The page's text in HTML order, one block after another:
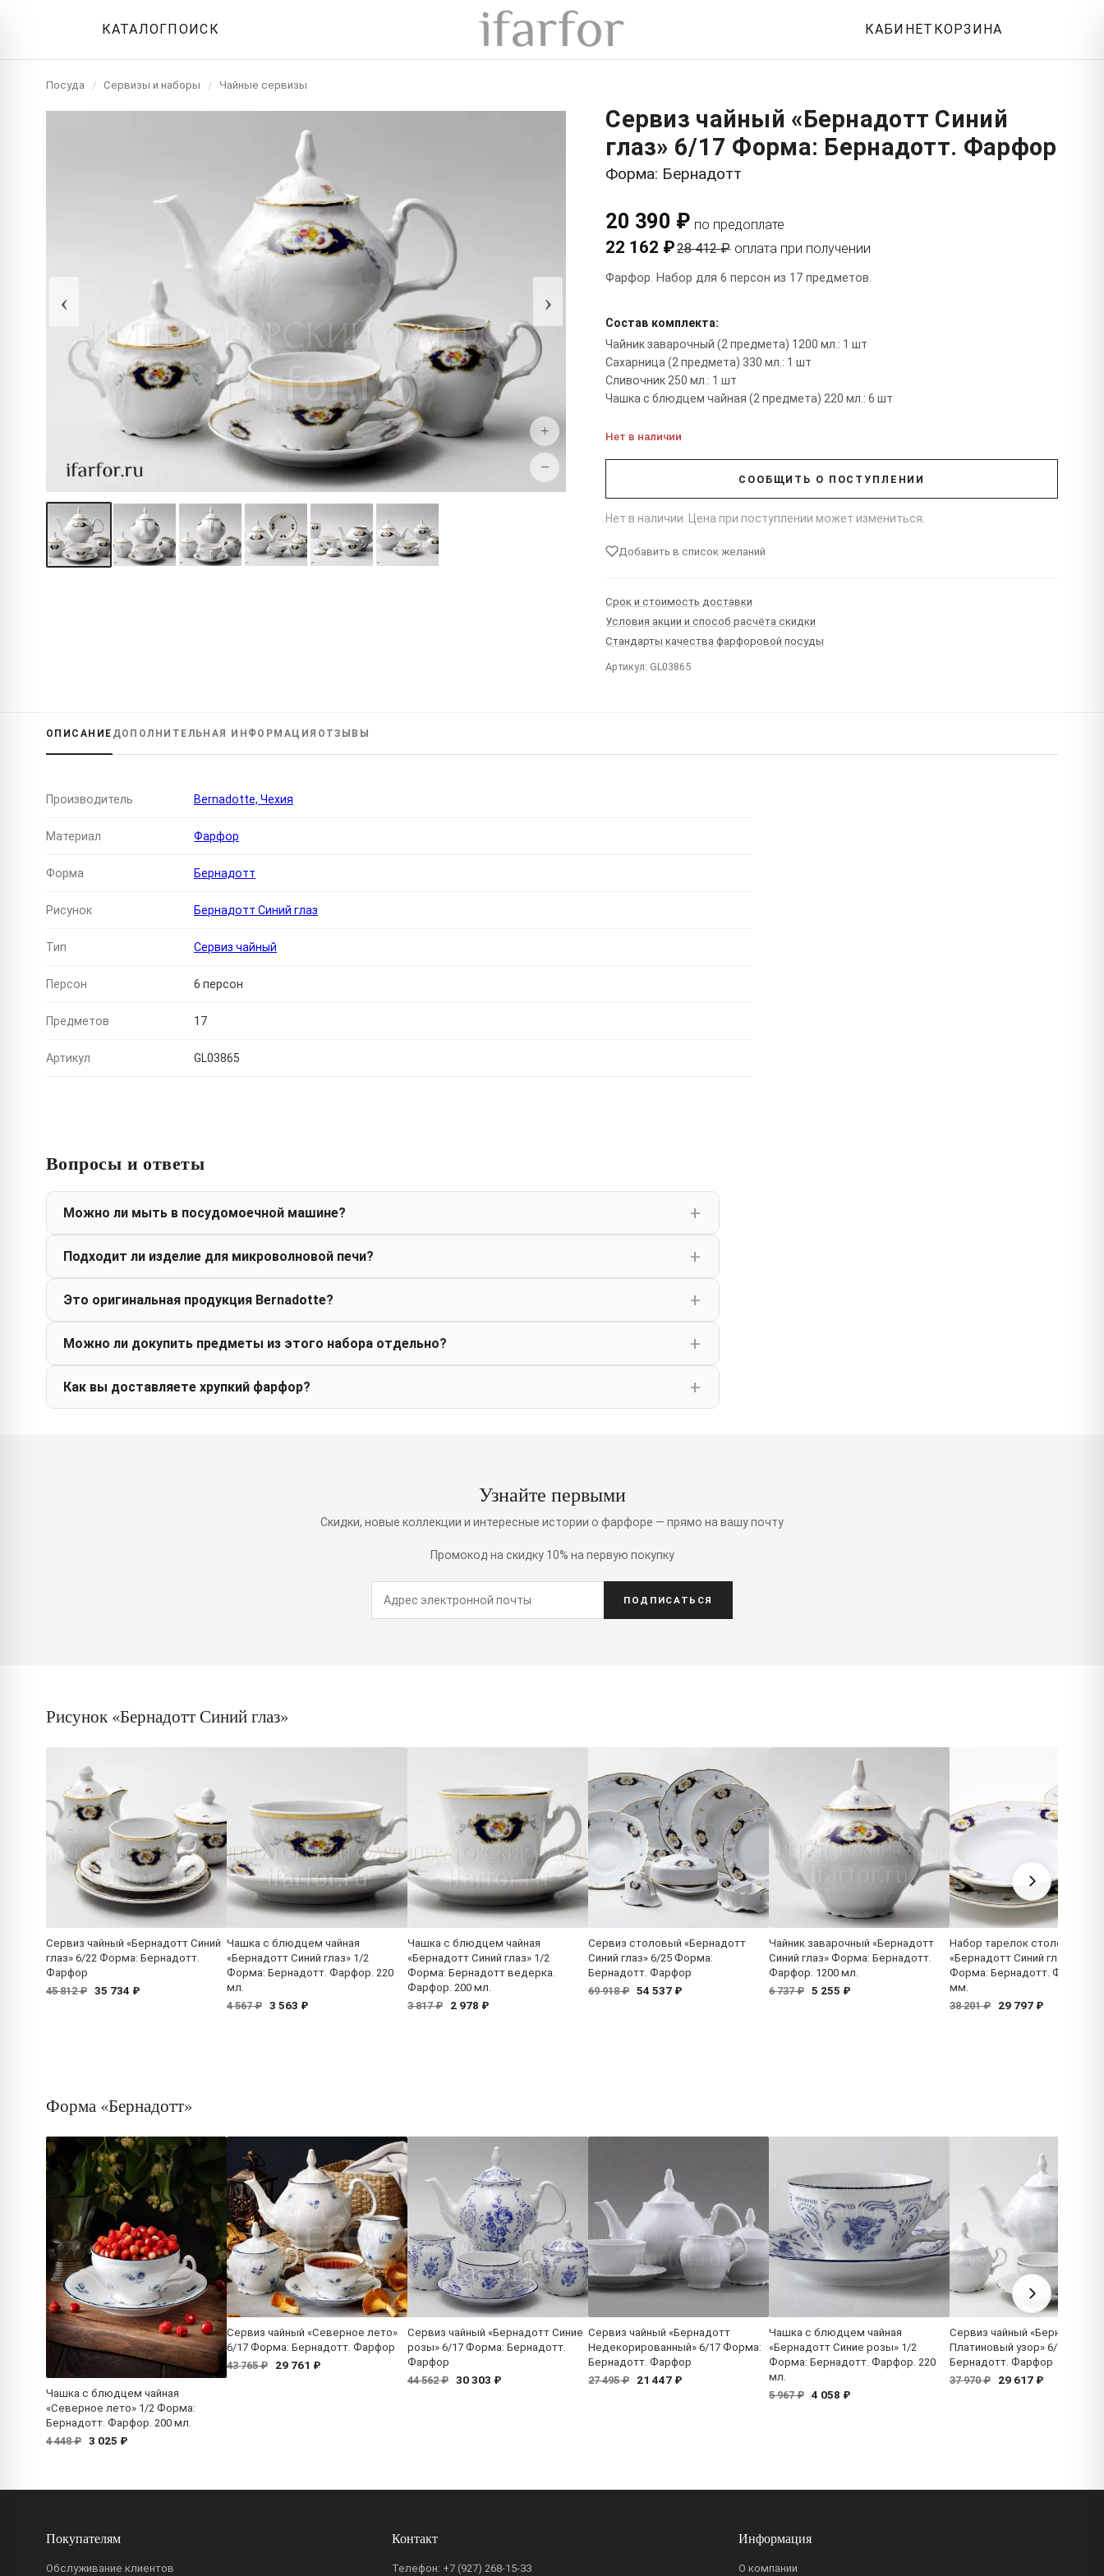
КАТАЛОГПОИСК КАБИНЕТ КОРЗИНА
Посуда / Сервизы и наборы / Чайные сервизы
‹ ›
+
−
Сервиз чайный «Бернадотт Синий
глаз» 6/17 Форма: Бернадотт. Фарфор
Форма: Бернадотт
20 390 ₽ по предоплате
22 162 ₽28 412 ₽ оплата при получении
Фарфор. Набор для 6 персон из 17 предметов.
Состав комплекта:
Чайник заварочный (2 предмета) 1200 мл.: 1 шт
Сахарница (2 предмета) 330 мл.: 1 шт
Сливочник 250 мл.: 1 шт
Чашка с блюдцем чайная (2 предмета) 220 мл.: 6 шт
Нет в наличии
СООБЩИТЬ О ПОСТУПЛЕНИИ
Нет в наличии. Цена при поступлении может измениться.
Добавить в список желаний
Срок и стоимость доставки
Условия акции и способ расчёта скидки
Стандарты качества фарфоровой посуды
Артикул: GL03865
ОПИСАНИЕ ДОПОЛНИТЕЛЬНАЯ ИНФОРМАЦИЯ ОТЗЫВЫ
Производитель Bernadotte, Чехия
Материал Фарфор
Форма Бернадотт
Рисунок Бернадотт Синий глаз
Тип Сервиз чайный
Персон 6 персон
Предметов 17
Артикул GL03865
Вопросы и ответы
Можно ли мыть в посудомоечной машине?
Подходит ли изделие для микроволновой печи?
Это оригинальная продукция Bernadotte?
Можно ли докупить предметы из этого набора отдельно?
Как вы доставляете хрупкий фарфор?
Узнайте первыми
Скидки, новые коллекции и интересные истории о фарфоре — прямо на вашу почту
Промокод на скидку 10% на первую покупку
ПОДПИСАТЬСЯ
Рисунок «Бернадотт Синий глаз»
Сервиз чайный «Бернадотт Синий
глаз» 6/22 Форма: Бернадотт.
Фарфор
45 812 ₽ 35 734 ₽
Чашка с блюдцем чайная
«Бернадотт Синий глаз» 1/2
Форма: Бернадотт. Фарфор. 220
мл.
4 567 ₽ 3 563 ₽
Чашка с блюдцем чайная
«Бернадотт Синий глаз» 1/2
Форма: Бернадотт ведерка.
Фарфор. 200 мл.
3 817 ₽
2 978 ₽
Сервиз столовый «Бернадотт
Синий глаз» 6/25 Форма:
Бернадотт. Фарфор
69 918 ₽ 54 537 ₽
Чайник заварочный «Бернадотт
Синий глаз» Форма: Бернадотт.
Фарфор. 1200 мл.
6 737 ₽ 5 255 ₽
Набор тарелок столовый
«Бернадотт Синий глаз» 6/18
Форма: Бернадотт. Фарфор.
мм.
38 201 ₽
29 797 ₽
Форма «Бернадотт»
Чашка с блюдцем чайная
«Северное лето» 1/2 Форма:
Бернадотт. Фарфор. 200 мл.
4 448 ₽ 3 025 ₽
Сервиз чайный «Северное лето»
6/17 Форма: Бернадотт. Фарфор
43 765 ₽
29 761 ₽
Сервиз чайный «Бернадотт Синие
розы» 6/17 Форма: Бернадотт.
Фарфор
44 562 ₽ 30 303 ₽
Сервиз чайный «Бернадотт
Недекорированный» 6/17 Форма:
Бернадотт. Фарфор
27 495 ₽
21 447 ₽
Чашка с блюдцем чайная
«Бернадотт Синие розы» 1/2
Форма: Бернадотт. Фарфор. 220
мл.
5 967 ₽ 4 058 ₽
Сервиз чайный «Бернадотт
Платиновый узор» 6/17
Бернадотт. Фарфор
37 970 ₽
29 617 ₽
Покупателям
Обслуживание клиентов
Контакт
Телефон: +7 (927) 268-15-33
Информация
О компании